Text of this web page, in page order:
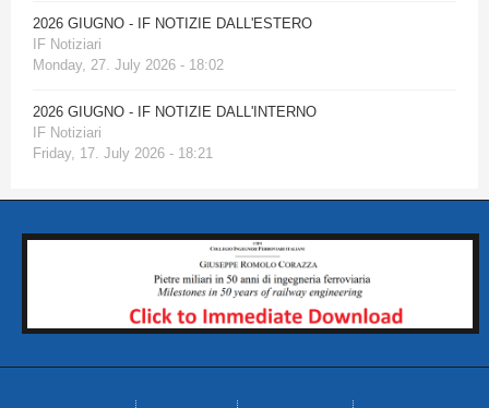
2026 GIUGNO - IF NOTIZIE DALL'ESTERO
IF Notiziari
Monday, 27. July 2026 - 18:02
2026 GIUGNO - IF NOTIZIE DALL'INTERNO
IF Notiziari
Friday, 17. July 2026 - 18:21